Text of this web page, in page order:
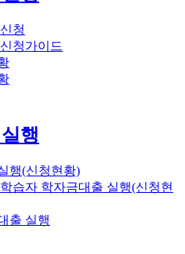
청
청가이드
행
행(신청현황)
습자 학자금대출 실행(신청현
출 실행